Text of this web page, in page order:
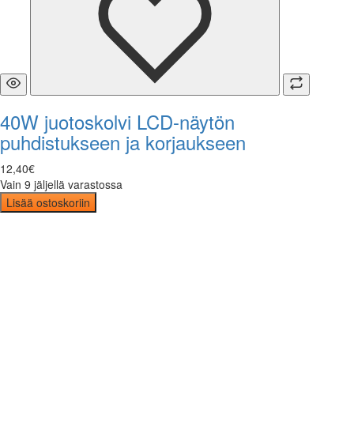
40W juotoskolvi LCD-näytön
puhdistukseen ja korjaukseen
12,40€
Vain 9 jäljellä varastossa
Lisää ostoskoriin